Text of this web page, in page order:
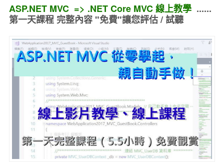
ASP.NET MVC => .NET Core MVC 線上教學......
第一天課程 完整內容 "免費"讓您評估 / 試聽